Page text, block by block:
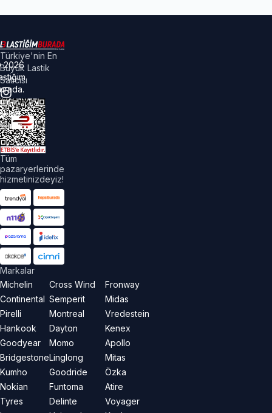
Türkiye'nin En
Büyük Lastik
Satıcısı
Tüm
pazaryerlerinde
hizmetinizdeyiz!
Markalar
Michelin
Continental
Pirelli
Hankook
Goodyear
Bridgestone
Kumho
Nokian
Tyres
Cross Wind
Semperit
Montreal
Dayton
Momo
Linglong
Goodride
Funtoma
Delinte
Fronway
Midas
Vredestein
Kenex
Apollo
Mitas
Özka
Atire
Voyager
2026